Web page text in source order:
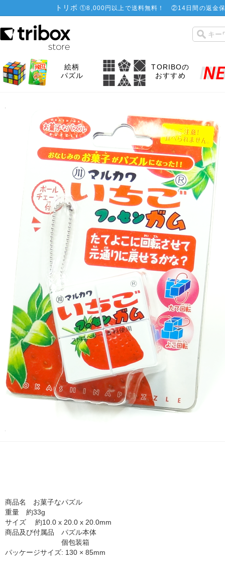
トリボ ①8,000円以上で送料無料！ ②14日間の返金
絵柄
パズル
TORIBOの
おすすめ
商品名 お菓子なパズル
重量 約33g
サイズ 約10.0 x 20.0 x 20.0mm
商品及び付属品 パズル本体
個包装箱
パッケージサイズ: 130 × 85mm